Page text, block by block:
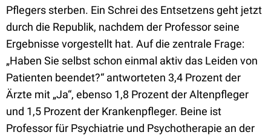
Pflegers sterben. Ein Schrei des Entsetzens geht jetzt
durch die Republik, nachdem der Professor seine
Ergebnisse vorgestellt hat. Auf die zentrale Frage:
„Haben Sie selbst schon einmal aktiv das Leiden von
Patienten beendet?“ antworteten 3,4 Prozent der
Ärzte mit „Ja“, ebenso 1,8 Prozent der Altenpfleger
und 1,5 Prozent der Krankenpfleger. Beine ist
Professor für Psychiatrie und Psychotherapie an der